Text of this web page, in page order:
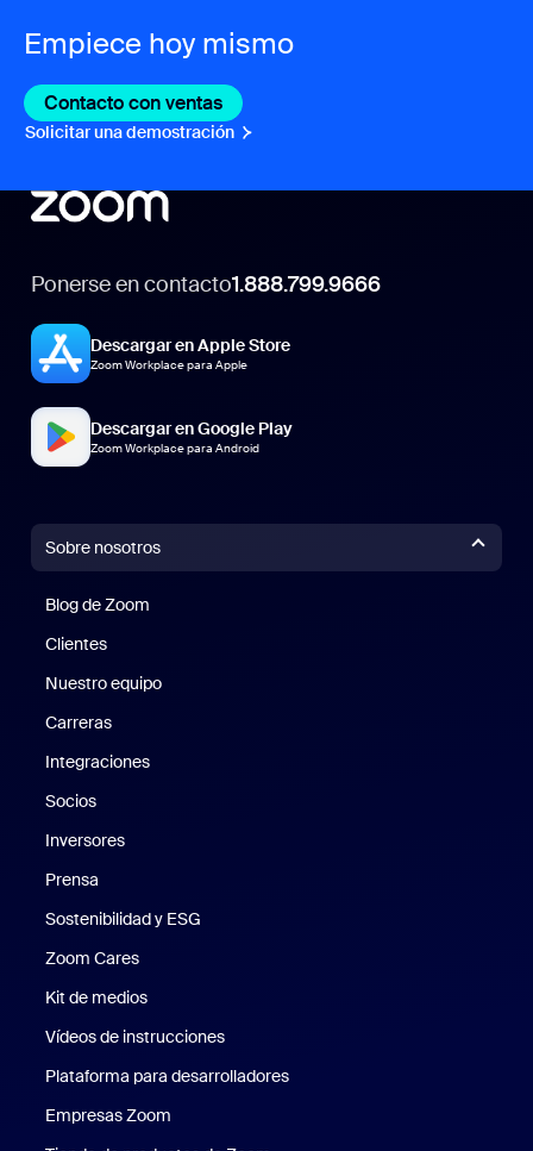
Empiece hoy mismo
Contacto con ventas Contacto con ventas
Solicitar una demostración Solicitar una demostración
Ponerse en contacto1.888.799.9666
Descargar en Apple Store
Zoom Workplace para Apple
Descargar en Google Play
Zoom Workplace para Android
Sobre nosotros
Blog de Zoom
Clientes
Nuestro equipo
Carreras
Integraciones
Socios
Inversores
Prensa
Sostenibilidad y ESG
Zoom Cares
Kit de medios
Vídeos de instrucciones
Plataforma para desarrolladores
Empresas Zoom